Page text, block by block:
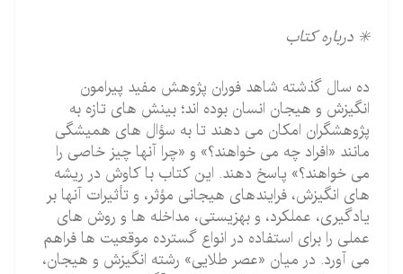
✳️ درباره كتاب
ده سال گذشته شاهد فوران پژوهش مفید پیرامون
انگیزش و هیجان انسان بوده اند؛ بینش های تازه به
پژوهشگران امکان می دهند تا به سؤال های همیشگی
مانند «افراد چه می خواهند؟» و «چرا آنها چیز خاصی را
می خواهند؟» پاسخ دهند. این کتاب با کاوش در ریشه
های انگیزش، فرایندهای هیجانی مؤثر، و تأثیرات آنها بر
یادگیری، عملکرد، و بهزیستی، مداخله ها و روش های
عملی را برای استفاده در انواع گسترده موقعیت ها فراهم
می آورد. در میان «عصر طلایی» رشته انگیزش و هیجان،